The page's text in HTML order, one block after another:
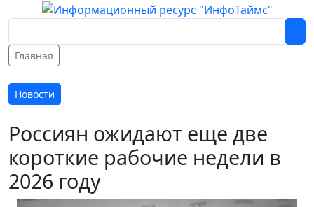
Главная
Новости
Россиян ожидают еще две
короткие рабочие недели в
2026 году